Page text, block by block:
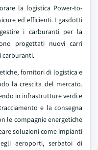
la logistica Power-to-
ed efficienti. I gasdotti
i carburanti per la
progettati nuovi carri
carburanti.
fornitori di logistica e
la crescita del mercato.
in infrastrutture verdi e
e la consegna
le compagnie energetiche
soluzioni come impianti
aeroporti, serbatoi di